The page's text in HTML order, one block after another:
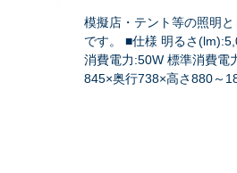
模擬店・テント等の照明
です。 ■仕様 明るさ
消費電力:50W 標準消費
845×奥行738×高さ880～